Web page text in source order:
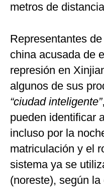
metros de
Representantes
china acusada de
represión en
algunos de sus
“ciudad inteligente”
pueden identificar
incluso por la
matriculación y el
sistema ya se
(noreste), según la